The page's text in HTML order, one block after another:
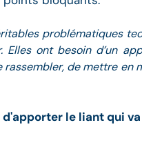
problématiques
Elles ont besoin d’un
rassembler, de mettre
d'apporter le liant qui